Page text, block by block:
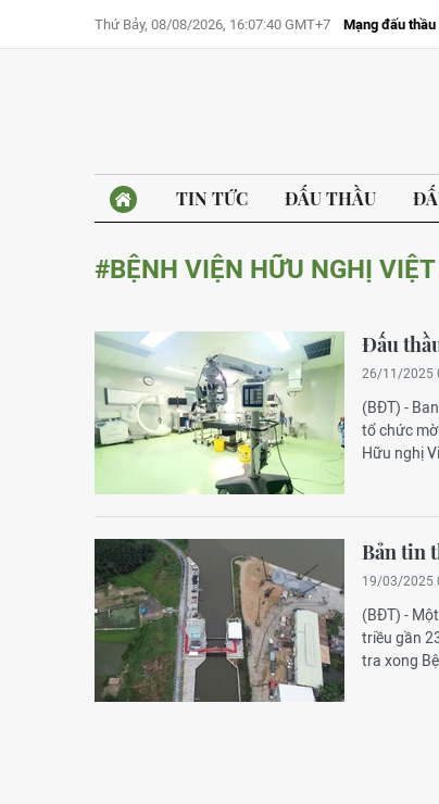
Thứ Bảy, 08/08/2026, 16:07:40 GMT+7 Mạng đấu thầu
TIN TỨC ĐẤU THẦU
#BỆNH VIỆN HỮU NGHỊ
Đấu
26/11/2025
(BĐT) -
tổ chức
Hữu nghị
Bản tin
19/03/2025
(BĐT) -
triều gần
tra xong